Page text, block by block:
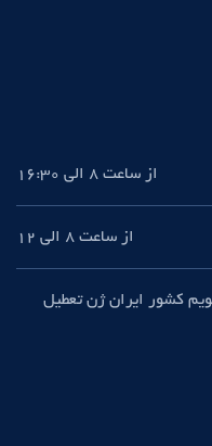
از ساعت 8 الی 16:30
از ساعت 8 الی 12
کشور ایران ژن تعطیل